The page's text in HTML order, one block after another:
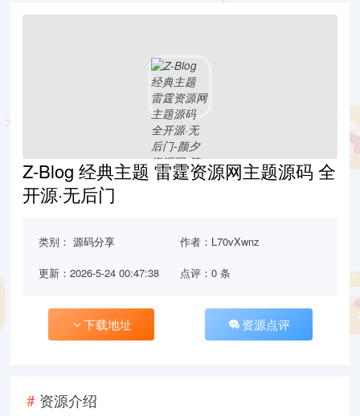
Z-Blog 经典主题 雷霆资源网主题源码 全
开源·无后门
类别：源码分享 作者：L70vXwnz
更新：2026-5-24 00:47:38 点评：0 条
下载地址 资源点评
资源介绍